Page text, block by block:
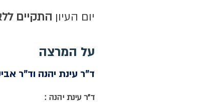
יום העיון התקיים
על המרצה
ד"ר עינת יהנה וד"ר
ד"ר עינת יהנה :